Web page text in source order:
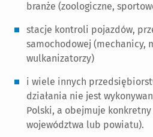
branże (zoologiczne,
stacje kontroli pojazdów,
samochodowej (mechanicy,
wulkanizatorzy)
i wiele innych
działania nie jest
Polski, a obejmuje
województwa lub powiatu).